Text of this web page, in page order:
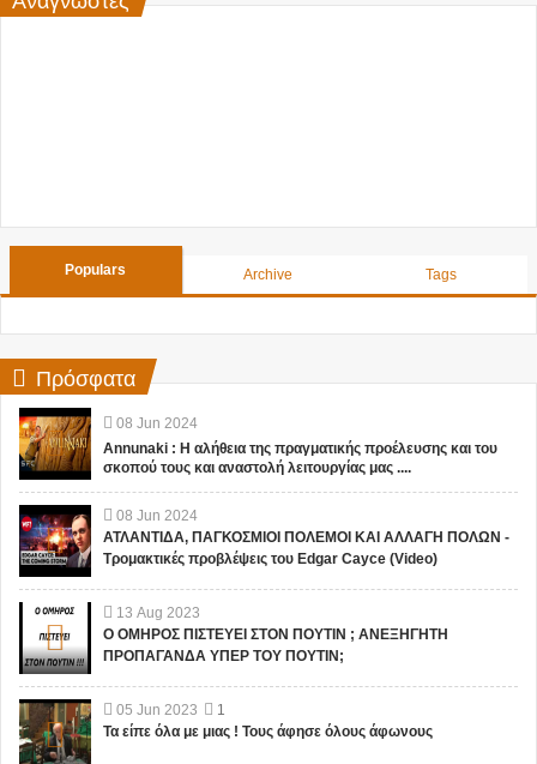
Populars Archive Tags
Πρόσφατα
08 Jun 2024
Annunaki : Η αλήθεια της πραγματικής προέλευσης και του
σκοπού τους και αναστολή λειτουργίας μας ....
08 Jun 2024
ΑΤΛΑΝΤΙΔΑ, ΠΑΓΚΟΣΜΙΟΙ ΠΟΛΕΜΟΙ ΚΑΙ ΑΛΛΑΓΗ ΠΟΛΩΝ -
Τρομακτικές προβλέψεις του Edgar Cayce (Video)
13 Aug 2023
Ο ΟΜΗΡΟΣ ΠΙΣΤΕΥΕΙ ΣΤΟΝ ΠΟΥΤΙΝ ; ΑΝΕΞΗΓΗΤΗ
ΠΡΟΠΑΓΑΝΔΑ ΥΠΕΡ ΤΟΥ ΠΟΥΤΙΝ;
05 Jun 2023
1
Τα είπε όλα με μιας ! Τους άφησε όλους άφωνους